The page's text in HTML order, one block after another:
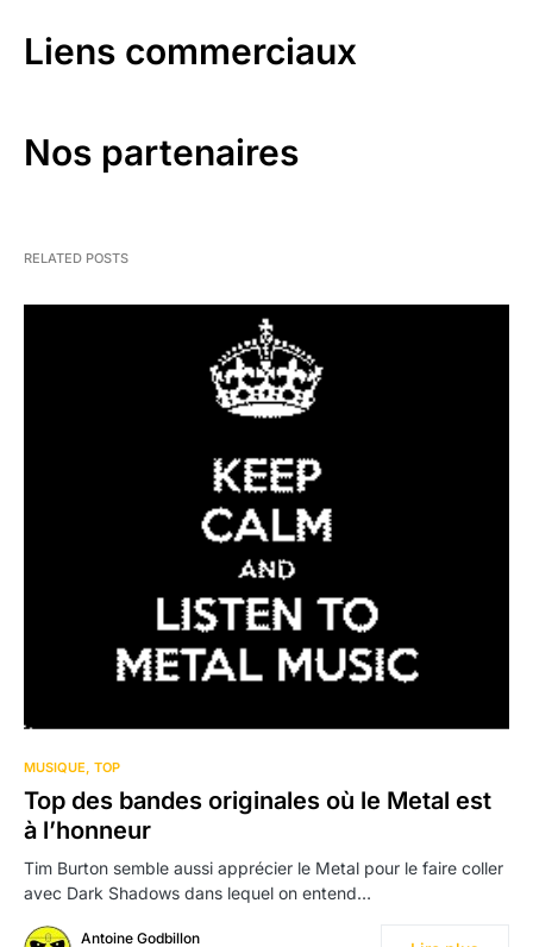
Liens commerciaux
Nos partenaires
RELATED POSTS
MUSIQUE TOP
Top des bandes originales où le Metal est
à l’honneur
Tim Burton semble aussi apprécier le Metal pour le faire coller
avec Dark Shadows dans lequel on entend…
Antoine Godbillon